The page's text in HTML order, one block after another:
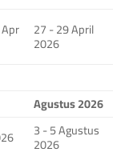
27 - 29 April
2026
Agustus 2026
3 - 5 Agustus
2026